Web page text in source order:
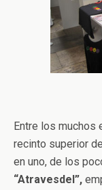
Entre los muchos
recinto superior del
en uno, de los
“Atravesdel”,